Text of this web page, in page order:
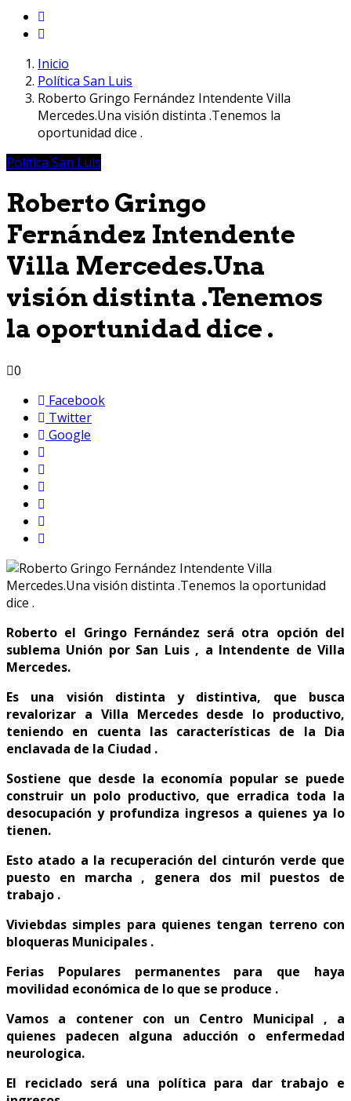
Inicio
Política San Luis
Roberto Gringo Fernández Intendente Villa
Mercedes.Una visión distinta .Tenemos la
oportunidad dice .
Política San Luis
Roberto Gringo
Fernández Intendente
Villa Mercedes.Una
visión distinta .Tenemos
la oportunidad dice .
0
Facebook
Twitter
Google
Roberto el Gringo Fernández será otra opción del
sublema Unión por San Luis , a Intendente de Villa
Mercedes.
Es una visión distinta y distintiva, que busca
revalorizar a Villa Mercedes desde lo productivo,
teniendo en cuenta las características de la Dia
enclavada de la Ciudad .
Sostiene que desde la economía popular se puede
construir un polo productivo, que erradica toda la
desocupación y profundiza ingresos a quienes ya lo
tienen.
Esto atado a la recuperación del cinturón verde que
puesto en marcha , genera dos mil puestos de
trabajo .
Viviebdas simples para quienes tengan terreno con
bloqueras Municipales .
Ferias Populares permanentes para que haya
movilidad económica de lo que se produce .
Vamos a contener con un Centro Municipal , a
quienes padecen alguna aducción o enfermedad
neurologica.
El reciclado será una política para dar trabajo e